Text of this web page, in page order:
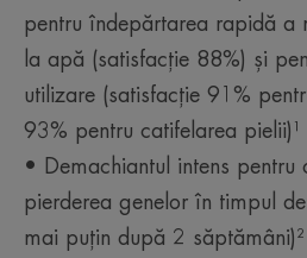
pentru îndepărtarea rapidă a
la apă (satisfacție 88%) și
utilizare (satisfacție 91%
93% pentru catifelarea pielii)¹
• Demachiantul intens pentru
pierderea genelor în timpul
mai puțin după 2 săptămâni)²